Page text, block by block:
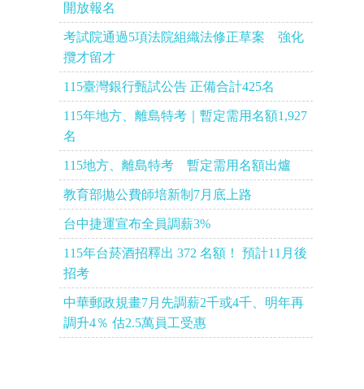
開放報名
考試院通過5項法院組織法修正草案 強化
攬才留才
115臺灣銀行甄試公告 正備合計425名
115年地方、離島特考｜暫定需用名額1,927
名
115地方、離島特考 暫定需用名額出爐
教育部拋公費師培新制7月底上路
台中捷運宣布全員調薪3%
115年台菸酒招釋出 372 名額！ 預計11月後
招考
中華郵政規畫7月先調薪2千或4千、明年再
調升4％ 估2.5萬員工受惠